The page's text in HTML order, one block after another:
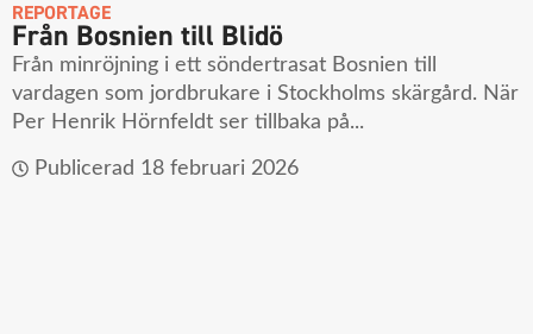
REPORTAGE
Från Bosnien till Blidö
Från minröjning i ett söndertrasat Bosnien till
vardagen som jordbrukare i Stockholms skärgård. När
Per Henrik Hörnfeldt ser tillbaka på...
Publicerad 18 februari 2026